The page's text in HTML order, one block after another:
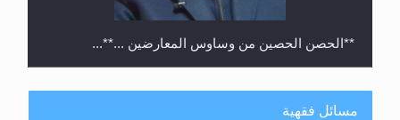
**الحصن الحصين من وساوس المعارضين ...**...
مسائل فقهية